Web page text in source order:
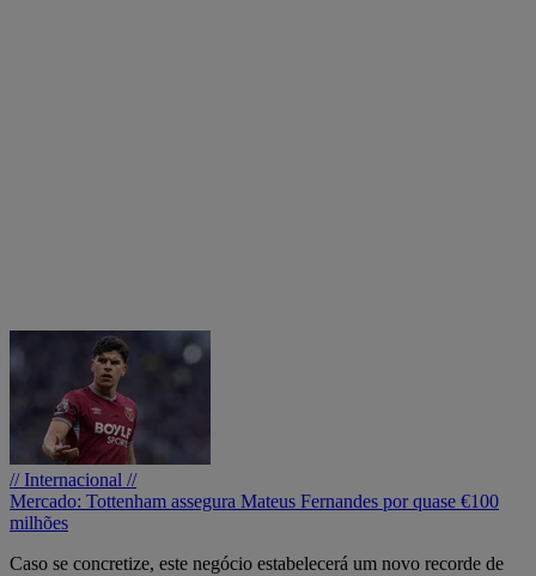
// Internacional //
Mercado: Tottenham assegura Mateus Fernandes por quase €100
milhões
Caso se concretize, este negócio estabelecerá um novo recorde de